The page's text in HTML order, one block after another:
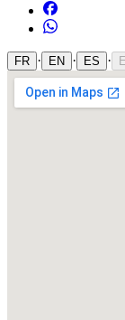
FR · EN · ES ·